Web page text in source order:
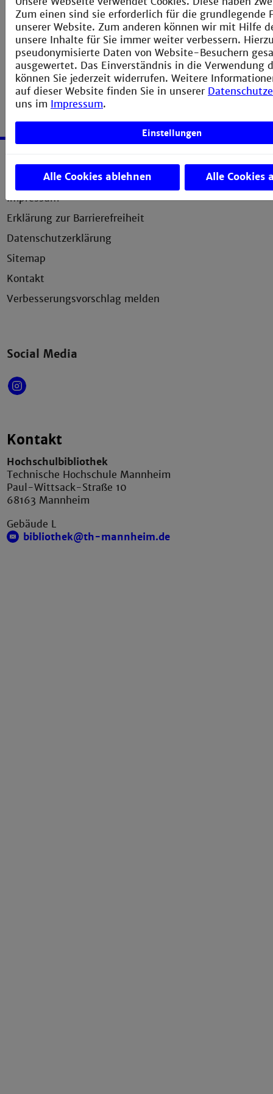
ProLibris Zs 365
8.2003 -
14.2009
Psychologie heute Zs 424 1975 -
Service
Impressum
Erklärung zur Barrierefreiheit
Datenschutzerklärung
Sitemap
Kontakt
Verbesserungsvorschlag melden
Social Media
Kontakt
Hochschulbibliothek
Technische Hochschule Mannheim
Paul-Wittsack-Straße 10
68163 Mannheim
Gebäude L
bibliothek@th-mannheim.de
Zum einen sind sie erforderlich für die grundlegende
unserer Website. Zum anderen können wir mit Hilfe
unsere Inhalte für Sie immer weiter verbessern.
pseudonymisierte Daten von Website-Besuchern
ausgewertet. Das Einverständnis in die Verwendung
können Sie jederzeit widerrufen. Weitere
auf dieser Website finden Sie in unserer
uns im Impressum.
Einstellungen
Alle Cookies ablehnen Alle Cookies